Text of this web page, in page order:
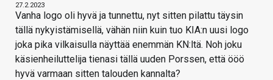
27.2.2023
Vanha logo oli hyvä ja tunnettu, nyt sitten pilattu täysin
tällä nykyistämisellä, vähän niin kuin tuo KIA:n uusi logo
joka pika vilkaisulla näyttää enemmän KN:ltä. Noh joku
käsienheiluttelija tienasi tällä uuden Porssen, että ööö
hyvä varmaan sitten talouden kannalta?